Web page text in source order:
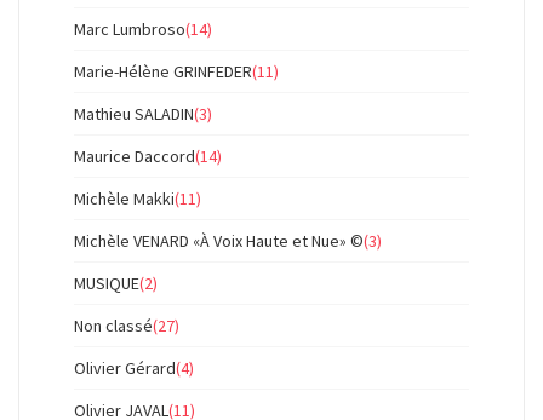
Marc Lumbroso(14)
Marie-Hélène GRINFEDER(11)
Mathieu SALADIN(3)
Maurice Daccord(14)
Michèle Makki(11)
Michèle VENARD «À Voix Haute et Nue» ©(3)
MUSIQUE(2)
Non classé(27)
Olivier Gérard(4)
Olivier JAVAL(11)